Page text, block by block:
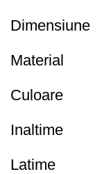
Dimensiune
Material
Culoare
Inaltime
Latime